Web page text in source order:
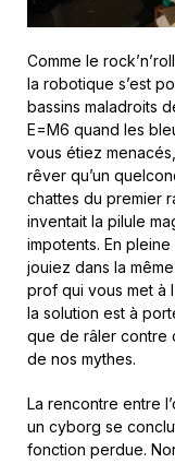
Comme le
la robotique s’est
bassins maladroits
E=M6 quand les
vous étiez
rêver qu’un
chattes du premier
inventait la pilule
impotents. En
jouiez dans la
prof qui vous met à
la solution est à
que de râler contre
de nos mythes.
La rencontre entre
un cyborg se
fonction perdue.